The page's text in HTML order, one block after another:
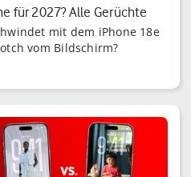
für 2027? Alle Gerüchte
mit dem iPhone 18e
vom Bildschirm?